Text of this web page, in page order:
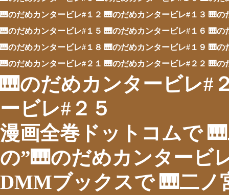
🎹のだめカンタービレ#１２ 🎹のだめカンタービレ#１３ 🎹の
🎹のだめカンタービレ#１５ 🎹のだめカンタービレ#１６ 🎹の
🎹のだめカンタービレ#１８ 🎹のだめカンタービレ#１９ 🎹の
🎹のだめカンタービレ#２１ 🎹のだめカンタービレ#２２ 🎹の
🎹のだめカンタービレ#
ービレ#２５
漫画全巻ドットコムで
の”🎹のだめカンタービ
DMMブックスで 🎹二ノ